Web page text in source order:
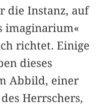
die Instanz, auf
imaginarium«
richtet. Einige
dieses
Abbild, einer
Herrschers,